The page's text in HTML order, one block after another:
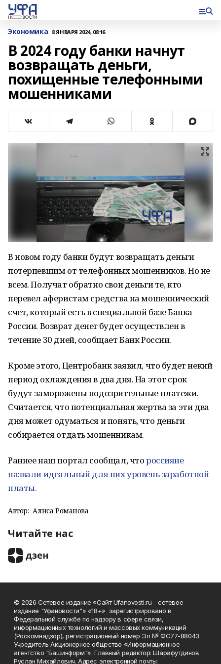
Экономика 8 ЯНВАРЯ 2024, 08:16
В 2024 году банки начнут
возвращать деньги,
похищенные телефонными
мошенниками
В новом году банки будут возвращать деньги
потерпевшим от телефонных мошенников. Но не
всем. Получат обратно свои деньги те, кто
перевел аферистам средства на мошеннический
счет, который есть в специальной базе Банка
России. Возврат денег будет осуществлен в
течение 30 дней, сообщает Банк России.
Кроме этого, Центробанк заявил, что будет некий
период охлаждения в два дня. На этот срок
будут заморожены подозрительные платежи.
Считается, что потенциальная жертва за эти два
дня может одуматься и понять, что деньги
собирается отдать мошенникам.
Раннее наш портал сообщал, чтороссияне
назвали идеальный для них уровень заработной
платы.
Автор: Алиса Романова
Читайте нас
© 2026 Сетевое издание «Сайт Ufanovosti.ru - сетевое
издание "Уфановости"» «18+» зарегистрировано в
Федеральной службе по надзору в сфере связи,
информационных технологий и массовых коммуникаций
(Роскомнадзор), регистрационный номер Эл № ФС77-88043.
Учредитель Акционерное общество «Информационное
агентство "Башинформ"». Главный редактор: Шарафутдинов
Руслан Михайлович. Адрес электронной почты: